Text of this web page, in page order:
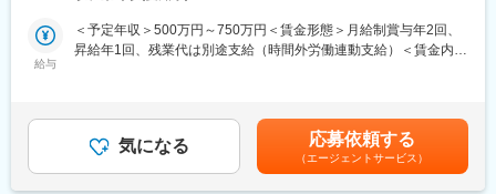
ルや価値観に深く寄り添い、唯一無二で高付加価値なプランをご
提案できる点が特徴です。
◇当社を長らくご愛顧いただいている富裕層のお客様も多く、信
頼関係を大切にしながら旅行を通じて特別な体験や思い出づくり
■業務概要（外商×旅行）
◎年間・生涯単位でのLTV（顧客生涯価値）を最大化する
⇒美術・工芸・食・建築等、百貨店が持つ無形資産（目利き力）
を活用し、「くらしの『あたらしい幸せ』を発明する。」を旅行
給与
＜予定年収＞500万円～750万円＜賃金形態＞月給制賞与年2回、
昇給年1回、残業代は別途支給（時間外労働連動支給）＜賃金内訳
金額であり、選考を通じて上下する可能性があります。月給(月額)
は固定手当を含めた表記です。
気になる 応募依頼する
（エージェントサービス）